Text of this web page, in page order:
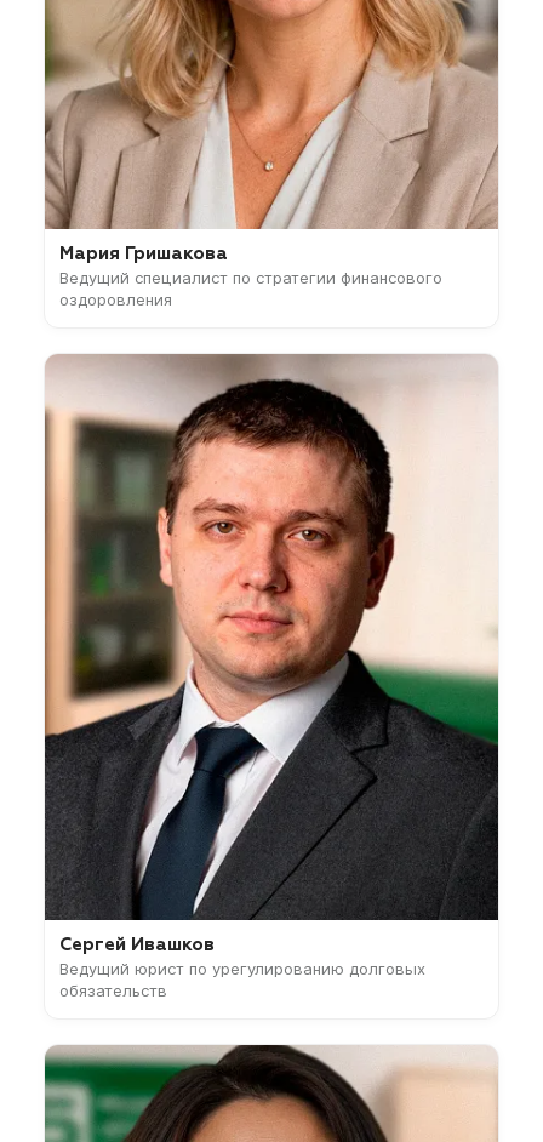
Мария Гришакова
Ведущий специалист по стратегии финансового
оздоровления
Сергей Ивашков
Ведущий юрист по урегулированию долговых
обязательств